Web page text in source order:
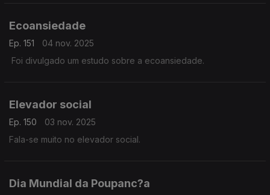
Ecoansiedade
Ep. 151
04 nov. 2025
Foi divulgado um estudo sobre a ecoansiedade.
Elevador social
Ep. 150
03 nov. 2025
Fala-se muito no elevador social.
Dia Mundial da Poupanc?a